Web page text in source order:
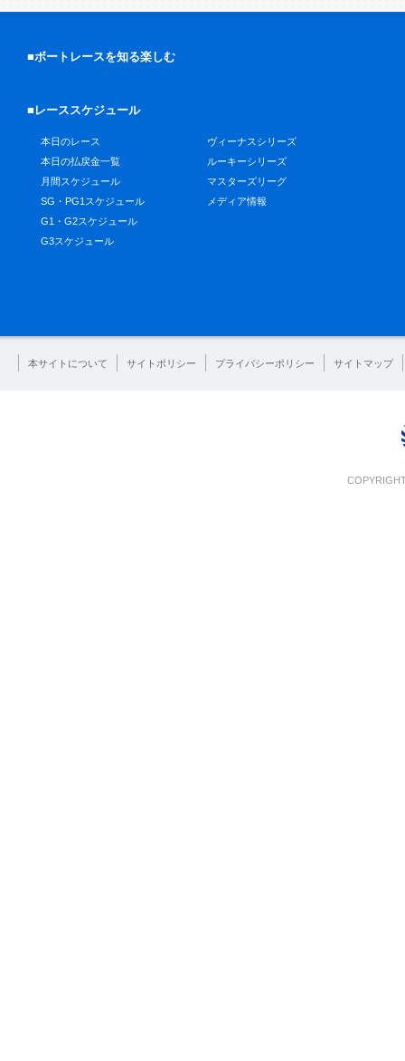
■ボートレースを知る楽しむ
■レーススケジュール
本日のレース
本日の払戻金一覧
月間スケジュール
SG・PG1スケジュール
G1・G2スケジュール
G3スケジュール
ヴィーナスシリーズ
ルーキーシリーズ
マスターズリーグ
メディア情報
本サイトについて サイトポリシー プライバシーポリシー サイトマップ